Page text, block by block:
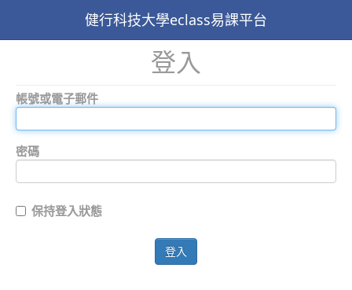
健行科技大學eclass易課平台
登入
帳號或電子郵件
密碼
保持登入狀態
登入